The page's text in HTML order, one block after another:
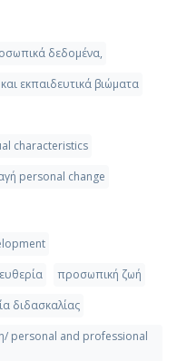
δεδομένα,
εκπαιδευτικά βιώματα
characteristics
personal change
προσωπική ζωή
διδασκαλίας
personal and professional